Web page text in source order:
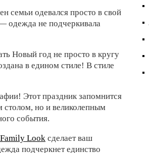
семьи одевался просто в свой
одежда не подчеркивала
Новый год не просто в кругу
в едином стиле! В стиле
Этот праздник запомнится
но и великолепным
события.
Look сделает ваш
подчеркнет единство